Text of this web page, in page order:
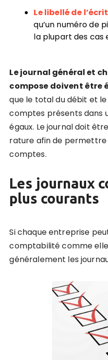
Le libellé de
qu’un numéro de
la plupart des cas
Le journal général et
compose doivent être
que le total du débit et
comptes présents dans
égaux. Le journal doit
rature afin de
comptes.
Les journaux
plus courants
Si chaque entreprise
comptabilité comme
généralement les